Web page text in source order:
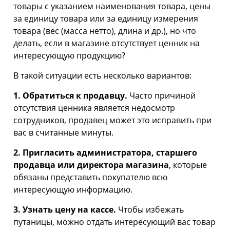
товары с указанием наименования товара, цены
за единицу товара или за единицу измерения
товара (вес (масса нетто), длина и др.), но что
делать, если в магазине отсутствует ценник на
интересующую продукцию?
В такой ситуации есть несколько вариантов:
1. Обратиться к продавцу. Часто причиной
отсутствия ценника является недосмотр
сотрудников, продавец может это исправить при
вас в считанные минуты.
2. Пригласить администратора, старшего
продавца или директора магазина, которые
обязаны представить покупателю всю
интересующую информацию.
3. Узнать цену на кассе. Чтобы избежать
путаницы, можно отдать интересующий вас товар